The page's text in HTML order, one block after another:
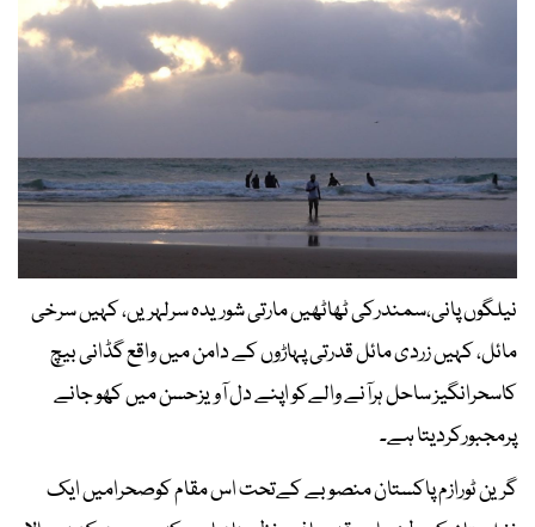
نیلگوں پانی،سمندرکی ٹھاٹھیں مارتی شوریدہ سرلہریں، کہیں سرخی
مائل، کہیں زردی مائل قدرتی پہاڑوں کے دامن میں واقع گڈانی بیچ
کاسحرانگیز ساحل ہرآنے والےکو اپنے دل آویزحسن میں کھو جانے
پرمجبورکردیتا ہے۔
گرین ٹورازم پاکستان منصوبے کےتحت اس مقام کوصحرامیں ایک